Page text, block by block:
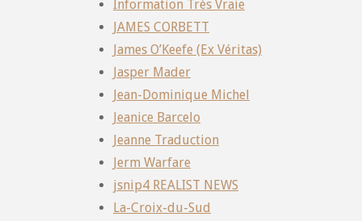
Information Très Vraie
JAMES CORBETT
James O’Keefe (Ex Véritas)
Jasper Mader
Jean-Dominique Michel
Jeanice Barcelo
Jeanne Traduction
Jerm Warfare
jsnip4 REALIST NEWS
La-Croix-du-Sud